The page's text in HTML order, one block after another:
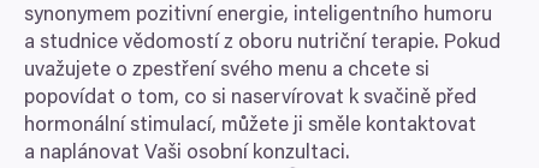
synonymem pozitivní energie, inteligentního humoru
a studnice vědomostí z oboru nutriční terapie. Pokud
uvažujete o zpestření svého menu a chcete si
popovídat o tom, co si naservírovat k svačině před
hormonální stimulací, můžete ji směle kontaktovat
a naplánovat Vaši osobní konzultaci.